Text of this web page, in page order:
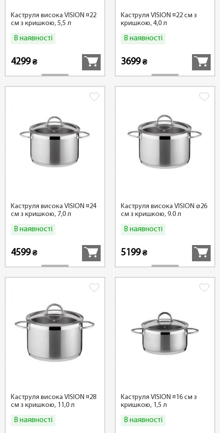
Каструля висока VISION ¤22
см з кришкою, 5,5 л
В наявності
4299₴
Каструля VISION ¤22 см з
кришкою, 4,0 л
В наявності
3699₴
Каструля висока VISION ¤24
см з кришкою, 7,0 л
В наявності
4599₴
Каструля висока VISION ø26
см з кришкою, 9.0 л
В наявності
5199₴
Каструля висока VISION ¤28
см з кришкою, 11,0 л
В наявності
Каструля VISION ¤16 см з
кришкою, 1,5 л
В наявності